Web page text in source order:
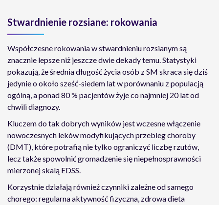
Stwardnienie rozsiane: rokowania
Współczesne rokowania w stwardnieniu rozsianym są
znacznie lepsze niż jeszcze dwie dekady temu. Statystyki
pokazują, że średnia długość życia osób z SM skraca się dziś
jedynie o około sześć-siedem lat w porównaniu z populacją
ogólną, a ponad 80 % pacjentów żyje co najmniej 20 lat od
chwili diagnozy.
Kluczem do tak dobrych wyników jest wczesne włączenie
nowoczesnych leków modyfikujących przebieg choroby
(DMT), które potrafią nie tylko ograniczyć liczbę rzutów,
lecz także spowolnić gromadzenie się niepełnosprawności
mierzonej skalą EDSS.
Korzystnie działają również czynniki zależne od samego
chorego: regularna aktywność fizyczna, zdrowa dieta